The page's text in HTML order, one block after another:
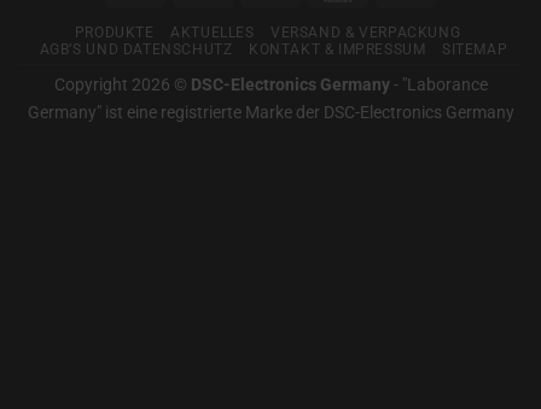
Messtechnik
PRODUKTE AKTUELLES
VERSAND & VERPACKUNG
AGB’S UND DATENSCHUTZ
KONTAKT & IMPRESSUM SITEMAP
Copyright 2026 © DSC-Electronics Germany- "Laborance
Germany" ist eine registrierte Marke der DSC-Electronics Germany